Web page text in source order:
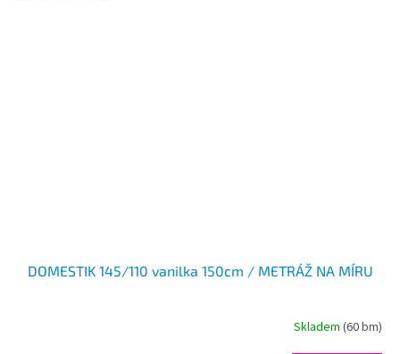
DOMESTIK 145/110 vanilka 150cm / METRÁŽ NA MÍRU
Skladem (60 bm)